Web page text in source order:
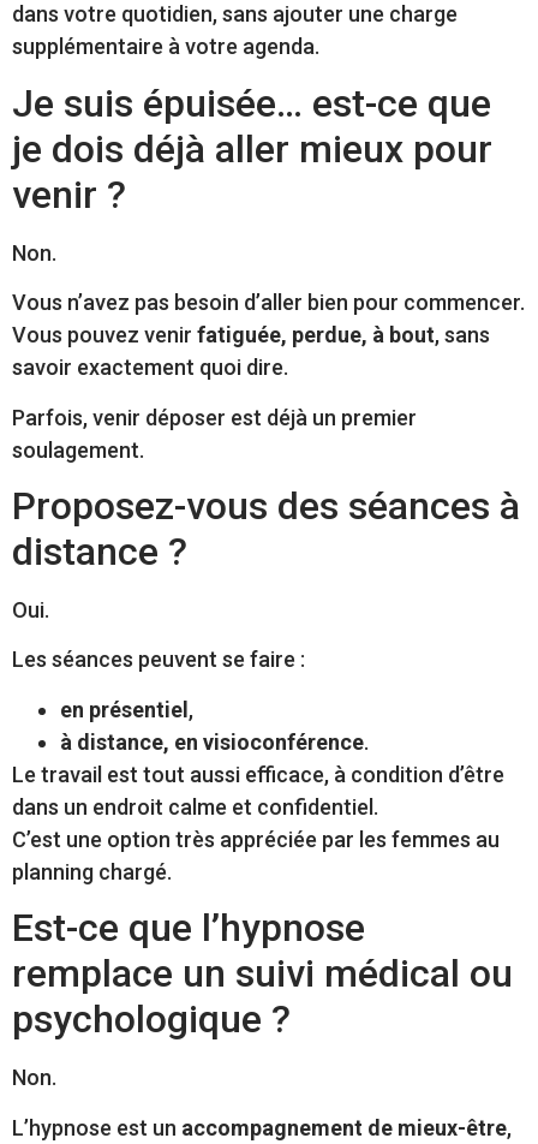
dans votre quotidien, sans ajouter une charge
supplémentaire à votre agenda.
Je suis épuisée… est-ce que
je dois déjà aller mieux pour
venir ?
Non.
Vous n’avez pas besoin d’aller bien pour commencer.
Vous pouvez venir fatiguée, perdue, à bout, sans
savoir exactement quoi dire.
Parfois, venir déposer est déjà un premier
soulagement.
Proposez-vous des séances à
distance ?
Oui.
Les séances peuvent se faire :
en présentiel,
à distance, en visioconférence.
Le travail est tout aussi efficace, à condition d’être
dans un endroit calme et confidentiel.
C’est une option très appréciée par les femmes au
planning chargé.
Est-ce que l’hypnose
remplace un suivi médical ou
psychologique ?
Non.
L’hypnose est un accompagnement de mieux-être,